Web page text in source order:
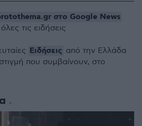
στο Google News
τις ειδήσεις
Ειδήσεις από την Ελλάδα
που συμβαίνουν, στο